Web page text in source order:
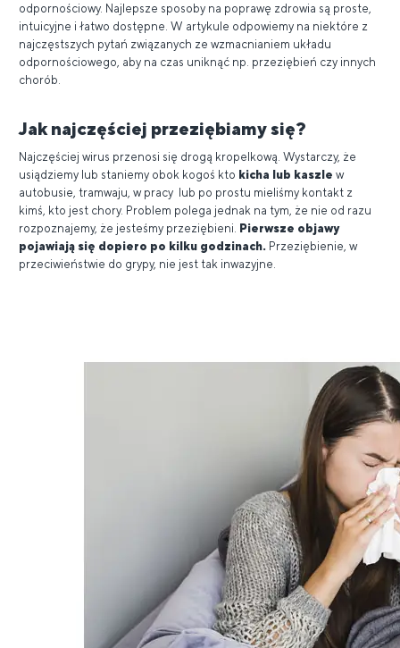
odpornościowy. Najlepsze sposoby na poprawę zdrowia są proste,
intuicyjne i łatwo dostępne. W artykule odpowiemy na niektóre z
najczęstszych pytań związanych ze wzmacnianiem układu
odpornościowego, aby na czas uniknąć np. przeziębień czy innych
chorób.
Jak najczęściej przeziębiamy się?
Najczęściej wirus przenosi się drogą kropelkową. Wystarczy, że
usiądziemy lub staniemy obok kogoś kto kicha lub kaszle w
autobusie, tramwaju, w pracy lub po prostu mieliśmy kontakt z
kimś, kto jest chory. Problem polega jednak na tym, że nie od razu
rozpoznajemy, że jesteśmy przeziębieni. Pierwsze objawy
pojawiają się dopiero po kilku godzinach. Przeziębienie, w
przeciwieństwie do grypy, nie jest tak inwazyjne.